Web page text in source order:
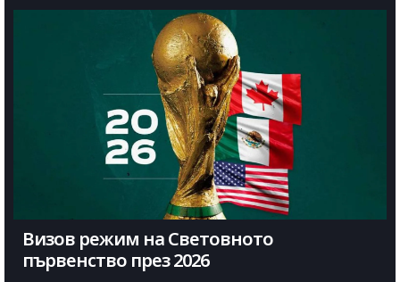
Визов режим на Световното
първенство през 2026